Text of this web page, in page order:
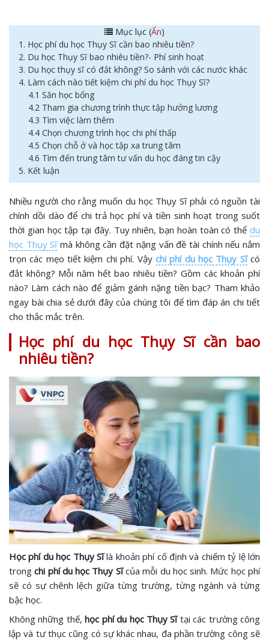
Mục lục (Ẩn)
1. Học phí du học Thụy Sĩ cần bao nhiêu tiền?
2. Du học Thụy Sĩ bao nhiêu tiền?- Phí sinh hoạt
3. Du học thụy sĩ có đắt không? So sánh với các nước khác
4. Làm cách nào tiết kiệm chi phí du học Thụy Sĩ?
4.1 Săn học bổng
4.2 Tham gia chương trình thực tập hưởng lương
4.3 Tìm việc làm thêm
4.4 Chọn chương trình học chi phí thấp
4.5 Chọn chỗ ở và học tập xa trung tâm
4.6 Tìm đến trung tâm tư vấn du học đáng tin cậy
5. Kết luận
Nhiều người cho rằng muốn du học Thụy Sĩ phải có nguồn tài
chính dồi dào để chi trả học phí và tiền sinh hoạt trong suốt
thời gian học tập tại đây. Tuy nhiên, bạn hoàn toàn có thể du
học Thụy Sĩmà không cần đặt nặng vấn đề tài chính nếu nắm
trọn các mẹo tiết kiệm chi phí. Vậy chi phí du học Thụy Sĩcó
đắt không? Mỗi năm hết bao nhiêu tiền? Gồm các khoản phí
nào? Làm cách nào để giảm gánh nặng tiền bạc? Tham khảo
ngay bài chia sẻ dưới đây của chúng tôi để tìm đáp án chi tiết
cho thắc mắc trên.
Học phí du học Thụy Sĩ cần bao
nhiêu tiền?
Học phí du học Thụy Sĩlà khoản phí cố định và chiếm tỷ lệ lớn
trongchi phí du học Thụy Sĩcủa mỗi du học sinh. Mức học phí
sẽ có sự chênh lệch giữa từng trường, từng ngành và từng
bậc học.
Không những thế,học phí du học Thụy Sĩtại các trường công
lập và tư thục cũng có sự khác nhau, đa phần trường công sẽ